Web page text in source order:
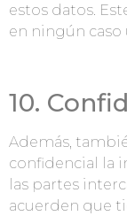
estos datos.
en ningún caso
10.
Además,
confidencial la
las partes
acuerden que